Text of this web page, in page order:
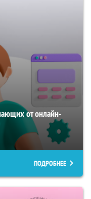
от онлайн-
ПОДРОБНЕЕ